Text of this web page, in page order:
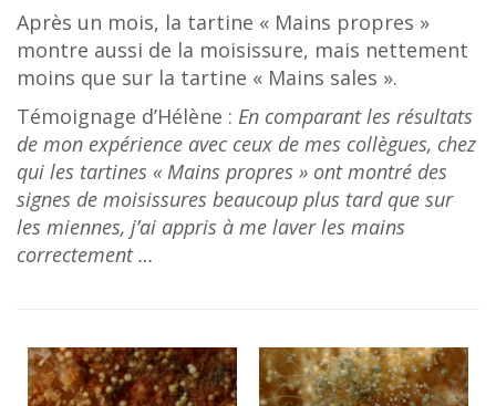
Après un mois, la tartine « Mains propres »
montre aussi de la moisissure, mais nettement
moins que sur la tartine « Mains sales ».
Témoignage d’Hélène : En comparant les résultats
de mon expérience avec ceux de mes collègues, chez
qui les tartines « Mains propres » ont montré des
signes de moisissures beaucoup plus tard que sur
les miennes, j’ai appris à me laver les mains
correctement …